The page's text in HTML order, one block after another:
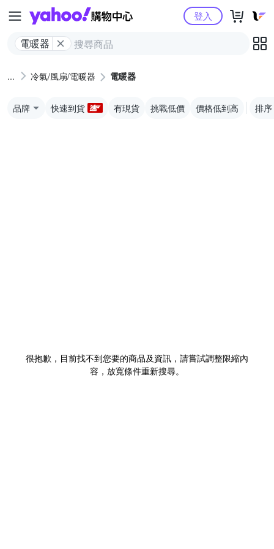
Yahoo購物中心
電暖器
登入
冷氣/風扇/電暖器 電暖器
品牌 快速到貨 有現貨 挑戰低價 價格低到高 排序
很抱歉，目前找不到您要的商品及資訊，請嘗試調整限縮內
容，放寬條件重新搜尋。